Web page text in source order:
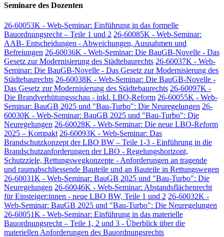
Seminare des Dozenten
26-60053K - Web-Seminar: Einführung in das formelle
Bauordnungsrecht – Teile 1 und 2 26-60085K - Web-Seminar:
AAB- Entscheidungen - Abweichungen, Ausnahmen und
Befreiungen 26-60036K - Web-Seminar: Die BauGB-Novelle - Das
Gesetz zur Modernisierung des Städtebaurechts 26-60037K - Web-
Seminar: Die BauGB-Novelle - Das Gesetz zur Modernisierung des
Städtebaurechts 26-60038K - Web-Seminar: Die BauGB-Novelle -
Das Gesetz zur Modernisierung des Städtebaurechts 26-60097K -
Die Brandverhütungsschau - inkl. LBO-Reform 26-60055K - Web-
Seminar: BauGB 2025 und "Bau-Turbo": Die Neuregelungen 26-
60030K - Web-Seminar: BauGB 2025 und "Bau-Turbo": Die
Neuregelungen 26-60028K - Web-Seminar: Die neue LBO-Reform
2025 – Kompakt 26-60093K - Web-Seminar: Das
Brandschutzkonzept der LBO BW – Teile 1-3 - Einführung in die
Brandschutzanforderungen der LBO - Regelungshorizont,
Schutzziele, Rettungswegkonzepte - Anforderungen an tragende
und raumabschliessende Bauteile und an Bauteile in Rettungswegen
26-60031K - Web-Seminar: BauGB 2025 und "Bau-Turbo": Die
Neuregelungen 26-60046K - Web-Seminar: Abstandsflächenrecht
für Einsteiger:innen - neue LBO BW, Teile 1 und 2 26-60032K -
Web-Seminar: BauGB 2025 und "Bau-Turbo": Die Neuregelungen
26-60051K - Web-Seminar: Einführung in das materielle
Bauordnungsrecht – Teile 1, 2 und 3 - Überblick über die
materiellen Anforderungen des Bauordnungsrechts